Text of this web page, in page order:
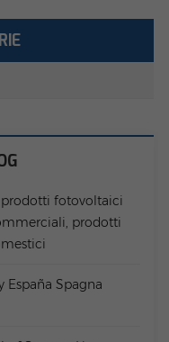
prodotti fotovoltaici
prodotti
España Spagna